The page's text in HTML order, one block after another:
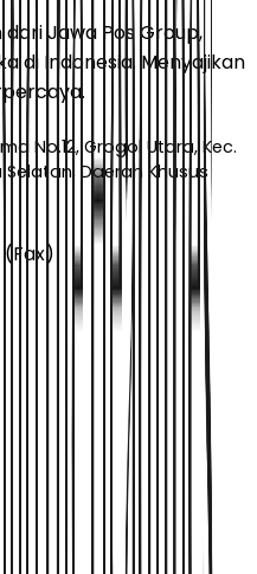
Jawa Pos Group,
di Indonesia. Menyajikan
No.12, Grogol Utara, Kec.
Daerah Khusus
(Fax)